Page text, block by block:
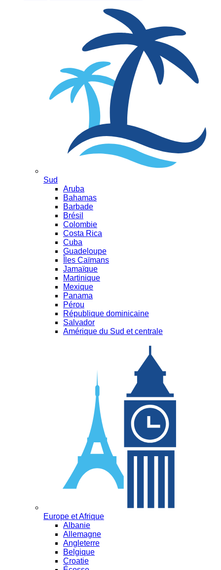
Sud
Aruba
Bahamas
Barbade
Brésil
Colombie
Costa Rica
Cuba
Guadeloupe
Îles Caïmans
Jamaïque
Martinique
Mexique
Panama
Pérou
République dominicaine
Salvador
Amérique du Sud et centrale
Europe et Afrique
Albanie
Allemagne
Angleterre
Belgique
Croatie